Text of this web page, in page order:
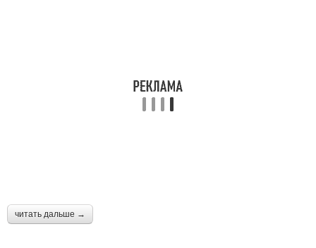
читать дальше →